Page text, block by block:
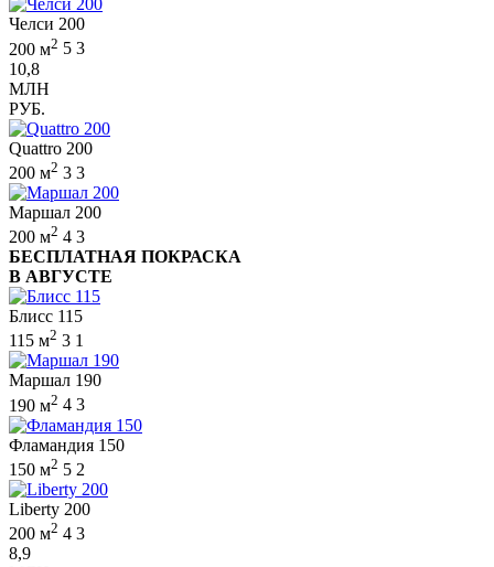
Челси 200
200 м2 5 3
10,8
МЛН
РУБ.
Quattro 200
200 м2 3 3
Маршал 200
200 м2 4 3
БЕСПЛАТНАЯ ПОКРАСКА
В АВГУСТЕ
Блисс 115
115 м2 3 1
Маршал 190
190 м2 4 3
Фламандия 150
150 м2 5 2
Liberty 200
200 м2 4 3
8,9